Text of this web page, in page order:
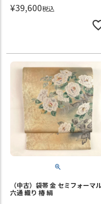
¥39,600税込
（中古）袋帯 金 セミフォーマ
六通 織り 椿 絹